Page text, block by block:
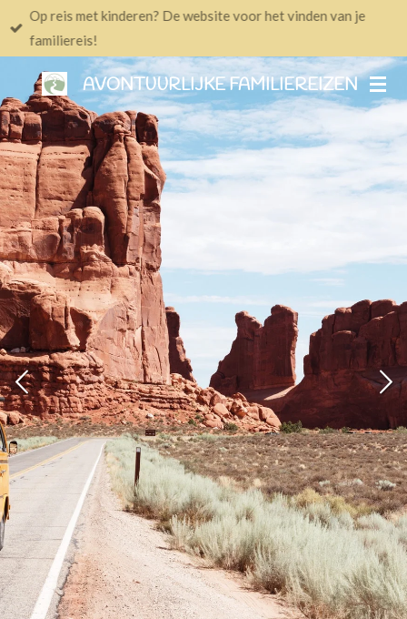
Ga
direct
de
hoofdinhoud
AVONTUURLIJKE FAMILIEREIZEN
Op reis met kinderen? De website voor het vinden van je
familiereis!